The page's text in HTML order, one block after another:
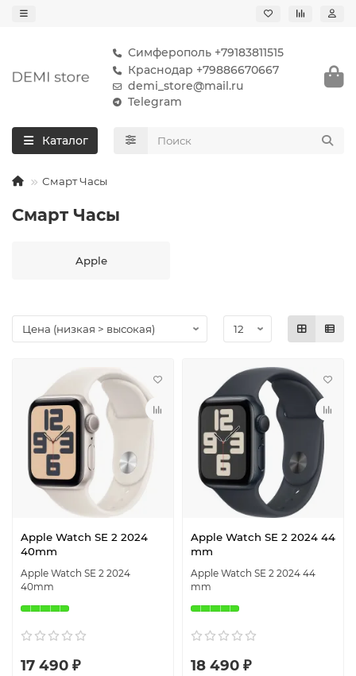
Симферополь +79183811515
Краснодар +79886670667
demi_store@mail.ru
Telegram
Каталог
Смарт Часы
Смарт Часы
Apple
Apple Watch SE 2 2024
40mm
Apple Watch SE 2 2024
40mm
17 490 ₽
Apple Watch SE 2 2024 44
mm
Apple Watch SE 2 2024 44
mm
18 490 ₽